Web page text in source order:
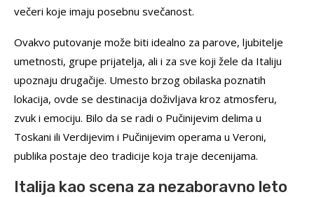
večeri koje imaju posebnu svečanost.
Ovakvo putovanje može biti idealno za parove, ljubitelje
umetnosti, grupe prijatelja, ali i za sve koji žele da Italiju
upoznaju drugačije. Umesto brzog obilaska poznatih
lokacija, ovde se destinacija doživljava kroz atmosferu,
zvuk i emociju. Bilo da se radi o Pučinijevim delima u
Toskani ili Verdijevim i Pučinijevim operama u Veroni,
publika postaje deo tradicije koja traje decenijama.
Italija kao scena za nezaboravno leto